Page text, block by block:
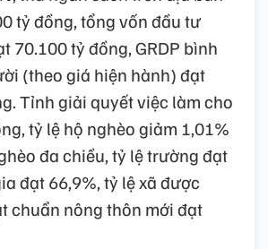
tỷ đồng, tổng vốn đầu tư
70.100 tỷ đồng, GRDP bình
(theo giá hiện hành) đạt
Tỉnh giải quyết việc làm cho
tỷ lệ hộ nghèo giảm 1,01%
đa chiều, tỷ lệ trường đạt
đạt 66,9%, tỷ lệ xã được
chuẩn nông thôn mới đạt